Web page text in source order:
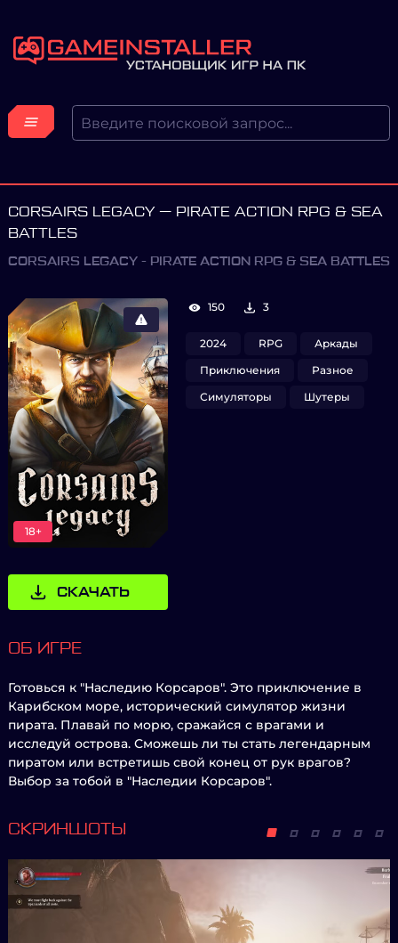
CORSAIRS LEGACY — PIRATE ACTION RPG & SEA
BATTLES
CORSAIRS LEGACY - PIRATE ACTION RPG & SEA BATTLES
18+
СКАЧАТЬ
150 3
2024 RPG
Аркады
Приключения
Разное
Симуляторы
Шутеры
ОБ ИГРЕ
Готовься к "Наследию Корсаров". Это приключение в
Карибском море, исторический симулятор жизни
пирата. Плавай по морю, сражайся с врагами и
исследуй острова. Сможешь ли ты стать легендарным
пиратом или встретишь свой конец от рук врагов?
Выбор за тобой в "Наследии Корсаров".
СКРИНШОТЫ